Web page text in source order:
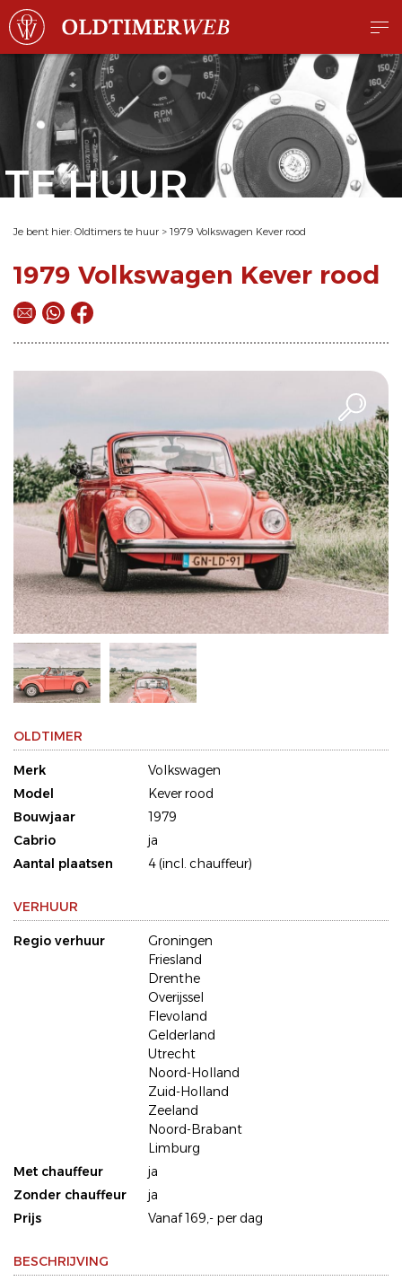
TE HUUR
Je bent hier: Oldtimers te huur > 1979 Volkswagen Kever rood
1979 Volkswagen Kever rood
OLDTIMER
Merk
Volkswagen
Model
Kever rood
Bouwjaar
1979
Cabrio
ja
Aantal plaatsen
4 (incl. chauffeur)
VERHUUR
Regio verhuur
Groningen
Friesland
Drenthe
Overijssel
Flevoland
Gelderland
Utrecht
Noord-Holland
Zuid-Holland
Zeeland
Noord-Brabant
Limburg
Met chauffeur
ja
Zonder chauffeur
ja
Prijs
Vanaf 169,- per dag
BESCHRIJVING